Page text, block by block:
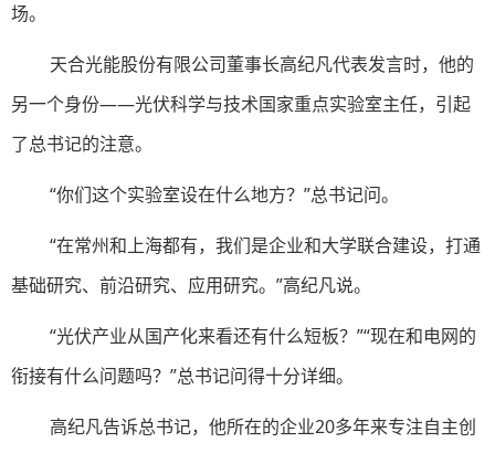
场。
天合光能股份有限公司董事长高纪凡代表发言时，他的
另一个身份——光伏科学与技术国家重点实验室主任，引起
了总书记的注意。
“你们这个实验室设在什么地方？”总书记问。
“在常州和上海都有，我们是企业和大学联合建设，打通
基础研究、前沿研究、应用研究。”高纪凡说。
“光伏产业从国产化来看还有什么短板？”“现在和电网的
衔接有什么问题吗？”总书记问得十分详细。
高纪凡告诉总书记，他所在的企业20多年来专注自主创